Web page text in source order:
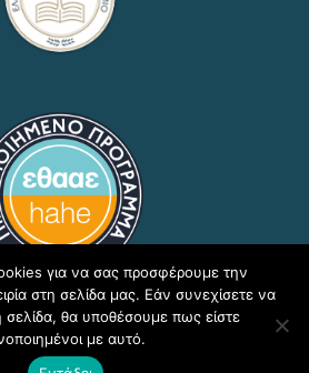
ΕΛΜΕΠΑ Τμήμα Υποστήριξης
για να σας προσφέρουμε την
στη σελίδα μας. Εάν συνεχίσετε να
σελίδα, θα υποθέσουμε πως είστε
με αυτό.